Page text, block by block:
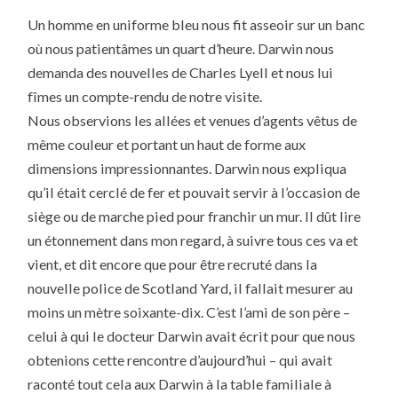
Un homme en uniforme bleu nous fit asseoir sur un banc
où nous patientâmes un quart d’heure. Darwin nous
demanda des nouvelles de Charles Lyell et nous lui
fîmes un compte-rendu de notre visite.
Nous observions les allées et venues d’agents vêtus de
même couleur et portant un haut de forme aux
dimensions impressionnantes. Darwin nous expliqua
qu’il était cerclé de fer et pouvait servir à l’occasion de
siège ou de marche pied pour franchir un mur. Il dût lire
un étonnement dans mon regard, à suivre tous ces va et
vient, et dit encore que pour être recruté dans la
nouvelle police de Scotland Yard, il fallait mesurer au
moins un mètre soixante-dix. C’est l’ami de son père –
celui à qui le docteur Darwin avait écrit pour que nous
obtenions cette rencontre d’aujourd’hui – qui avait
raconté tout cela aux Darwin à la table familiale à